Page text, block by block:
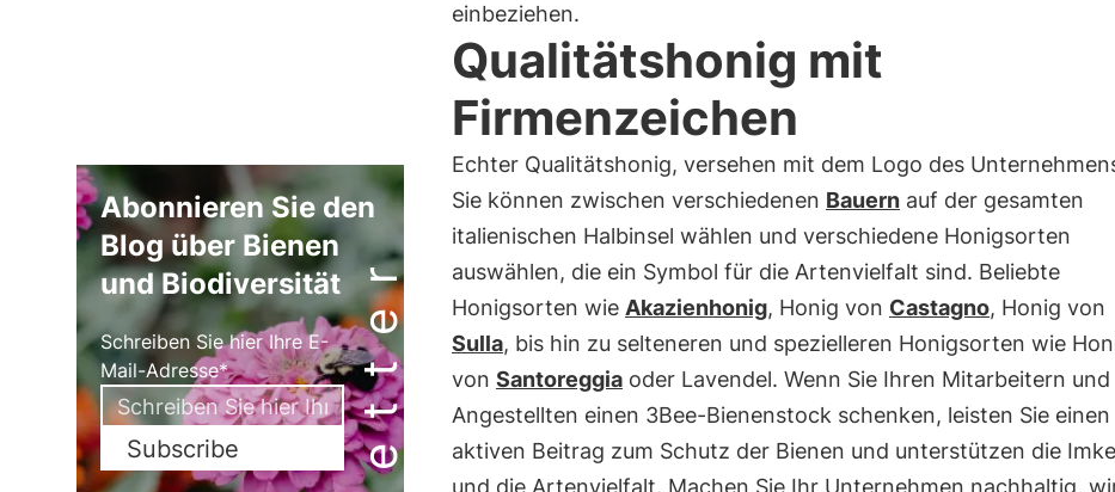
Abonnieren Sie den
Blog über Bienen
und Biodiversität
Schreiben Sie hier Ihre E-
Mail-Adresse*
Subscribe
einbeziehen.
Qualitätshonig mit
Firmenzeichen
Echter Qualitätshonig, versehen mit dem Logo des
Sie können zwischen verschiedenen Bauernauf der gesamten
italienischen Halbinsel wählen und verschiedene Honigsorten
auswählen, die ein Symbol für die Artenvielfalt sind. Beliebte
Honigsorten wie Akazienhonig, Honig von Castagno, Honig von
Sulla, bis hin zu selteneren und spezielleren Honigsorten wie
von Santoreggiaoder Lavendel. Wenn Sie Ihren Mitarbeitern und
Angestellten einen 3Bee-Bienenstock schenken, leisten Sie einen
aktiven Beitrag zum Schutz der Bienen und unterstützen die
und die Artenvielfalt. Machen Sie Ihr Unternehmen nachhaltig,